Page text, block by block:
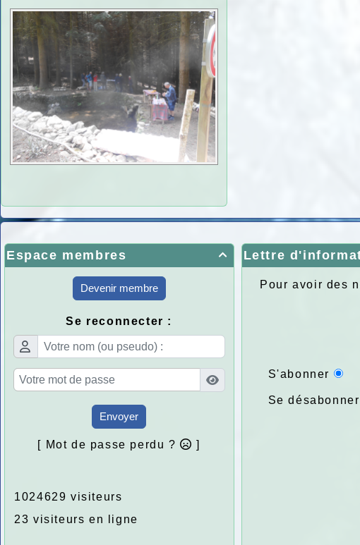

Espace membres
Devenir membre
Se reconnecter :
Envoyer
[ Mot de passe perdu ? ]
1024629 visiteurs
23 visiteurs en ligne
Lettre
Pour avoir des
S'abonner
Se désabonner